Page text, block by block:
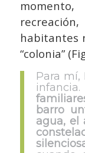
habitantes
“colonia”
Para mí,
infancia.
barro
agua, el